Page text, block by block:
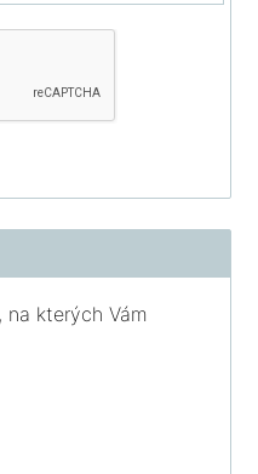
na kterých Vám